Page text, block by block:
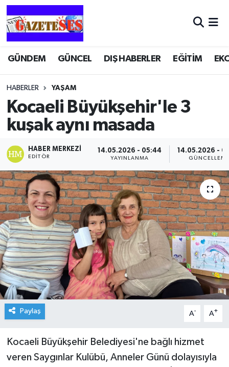
GÜNDEM GÜNCEL DIŞ HABERLER EĞİTİM
HABERLER YAŞAM
Kocaeli Büyükşehir'le 3
kuşak aynı masada
HABER MERKEZI
EDITÖR
14.05.2026 - 05:44
YAYINLANMA
14.05.2026 -
Paylaş A- A+
Kocaeli Büyükşehir Belediyesi'ne bağlı hizmet
veren Saygınlar Kulübü, Anneler Günü dolayısıyla